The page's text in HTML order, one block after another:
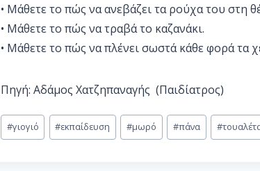
• Μάθετε το πώς να ανεβάζει τα ρούχα του στη
• Μάθετε το πώς να τραβά το καζανάκι.
• Μάθετε το πώς να πλένει σωστά κάθε φορά τα
Πηγή: Αδάμος Χατζηπαναγής (Παιδίατρος)
#γιογιό #εκπαίδευση #μωρό #πάνα #